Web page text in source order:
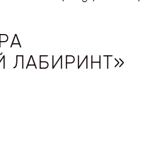
ЛАБИРИНТ»